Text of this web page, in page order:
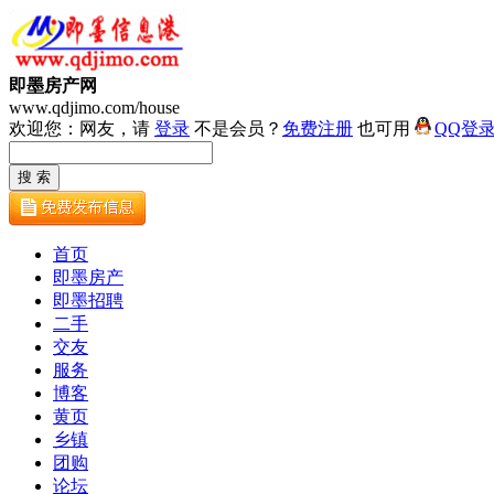
即墨房产网
www.qdjimo.com/house
欢迎您：网友，请 登录 不是会员？ 免费注册 也可用 QQ登
首页
即墨房产
即墨招聘
二手
交友
服务
博客
黄页
乡镇
团购
论坛